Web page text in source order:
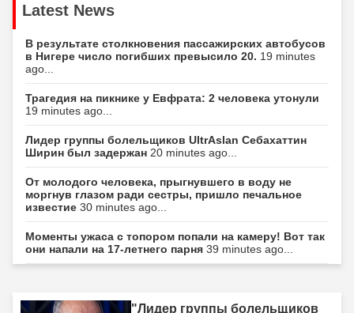
Latest News
В результате столкновения пассажирских автобусов
в Нигере число погибших превысило 20. 19 minutes
ago...
Трагедия на пикнике у Евфрата: 2 человека утонули
19 minutes ago...
Лидер группы болельщиков UltrAslan Себахаттин
Ширин был задержан 20 minutes ago...
От молодого человека, прыгнувшего в воду не
моргнув глазом ради сестры, пришло печальное
известие 30 minutes ago...
Моменты ужаса с топором попали на камеру! Вот так
они напали на 17-летнего парня 39 minutes ago...
"Лидер группы болельщиков